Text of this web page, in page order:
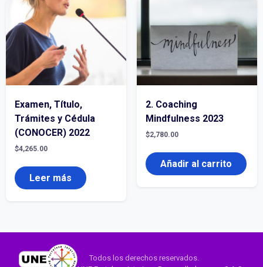
Examen, Título,
Trámites y Cédula
(CONOCER) 2022
$4,265.00
Leer más
2. Coaching
Mindfulness 2023
$2,780.00
Añadir al carrito
Todos los derechos reservados.